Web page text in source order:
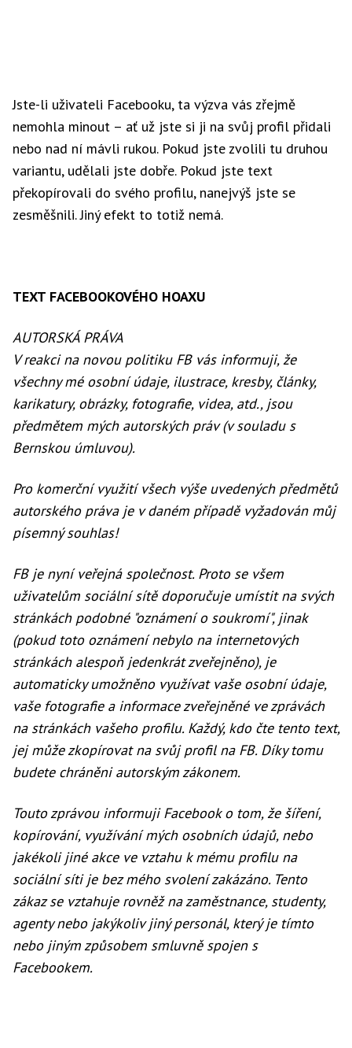
Jste-li uživateli Facebooku, ta výzva vás zřejmě
nemohla minout – ať už jste si ji na svůj profil přidali
nebo nad ní mávli rukou. Pokud jste zvolili tu druhou
variantu, udělali jste dobře. Pokud jste text
překopírovali do svého profilu, nanejvýš jste se
zesměšnili. Jiný efekt to totiž nemá.
TEXT FACEBOOKOVÉHO HOAXU
AUTORSKÁ PRÁVA
V reakci na novou politiku FB vás informuji, že
všechny mé osobní údaje, ilustrace, kresby, články,
karikatury, obrázky, fotografie, videa, atd., jsou
předmětem mých autorských práv (v souladu s
Bernskou úmluvou).
Pro komerční využití všech výše uvedených předmětů
autorského práva je v daném případě vyžadován můj
písemný souhlas!
FB je nyní veřejná společnost. Proto se všem
uživatelům sociální sítě doporučuje umístit na svých
stránkách podobné "oznámení o soukromí", jinak
(pokud toto oznámení nebylo na internetových
stránkách alespoň jedenkrát zveřejněno), je
automaticky umožněno využívat vaše osobní údaje,
vaše fotografie a informace zveřejněné ve zprávách
na stránkách vašeho profilu. Každý, kdo čte tento text,
jej může zkopírovat na svůj profil na FB. Díky tomu
budete chráněni autorským zákonem.
Touto zprávou informuji Facebook o tom, že šíření,
kopírování, využívání mých osobních údajů, nebo
jakékoli jiné akce ve vztahu k mému profilu na
sociální síti je bez mého svolení zakázáno. Tento
zákaz se vztahuje rovněž na zaměstnance, studenty,
agenty nebo jakýkoliv jiný personál, který je tímto
nebo jiným způsobem smluvně spojen s
Facebookem.